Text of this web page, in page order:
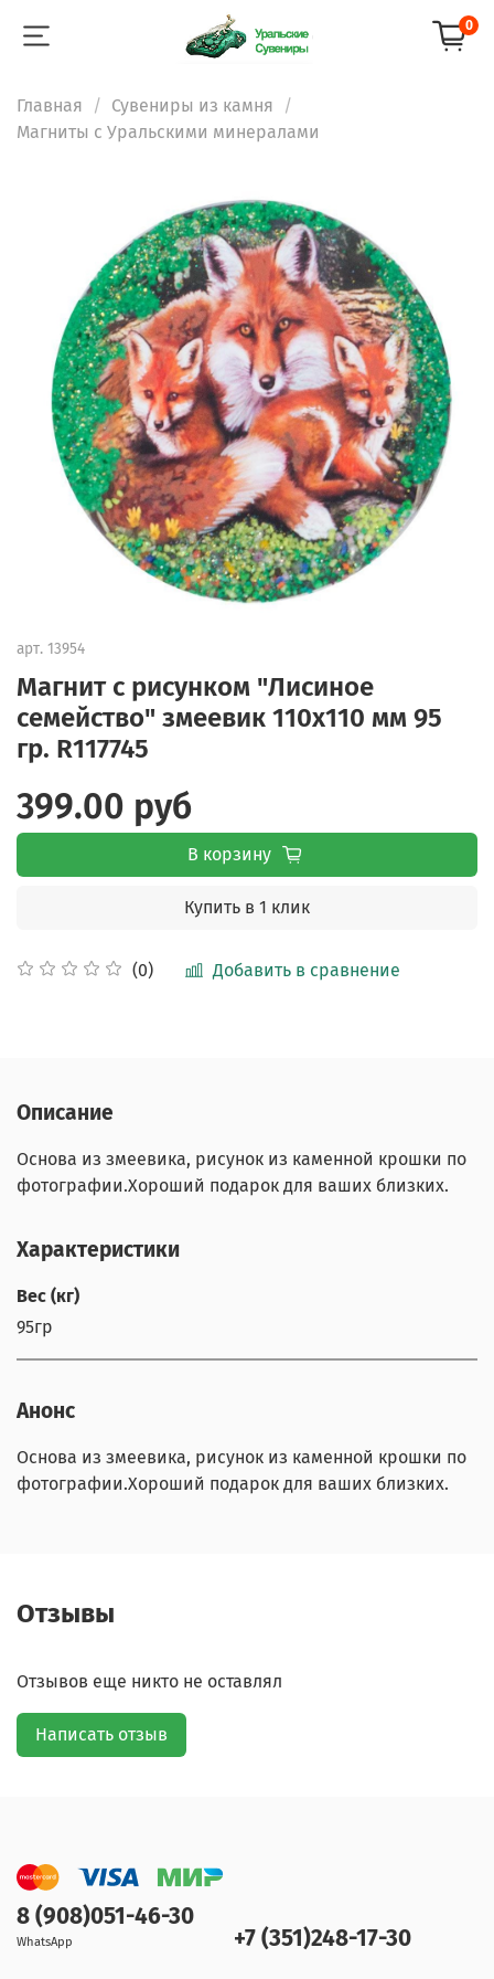
0
Главная
Сувениры из камня
Магниты с Уральскими минералами
арт. 13954
Магнит с рисунком "Лисиное
семейство" змеевик 110х110 мм 95
гр. R117745
(0) Добавить в сравнение
399.00 руб
В корзину
Купить в 1 клик
Описание
Основа из змеевика, рисунок из каменной крошки по
фотографии.Хороший подарок для ваших близких.
Характеристики
Вес (кг)
95гр
Анонс
Основа из змеевика, рисунок из каменной крошки по
фотографии.Хороший подарок для ваших близких.
Отзывы
Отзывов еще никто не оставлял
Написать отзыв
8 (908)051-46-30
WhatsApp +7 (351)248-17-30